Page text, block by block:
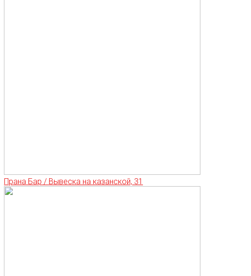
Прана Бар / Вывеска на казанской, 31